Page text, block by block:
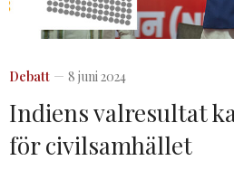
Debatt 8 juni 2024
Indiens valresultat
för civilsamhället